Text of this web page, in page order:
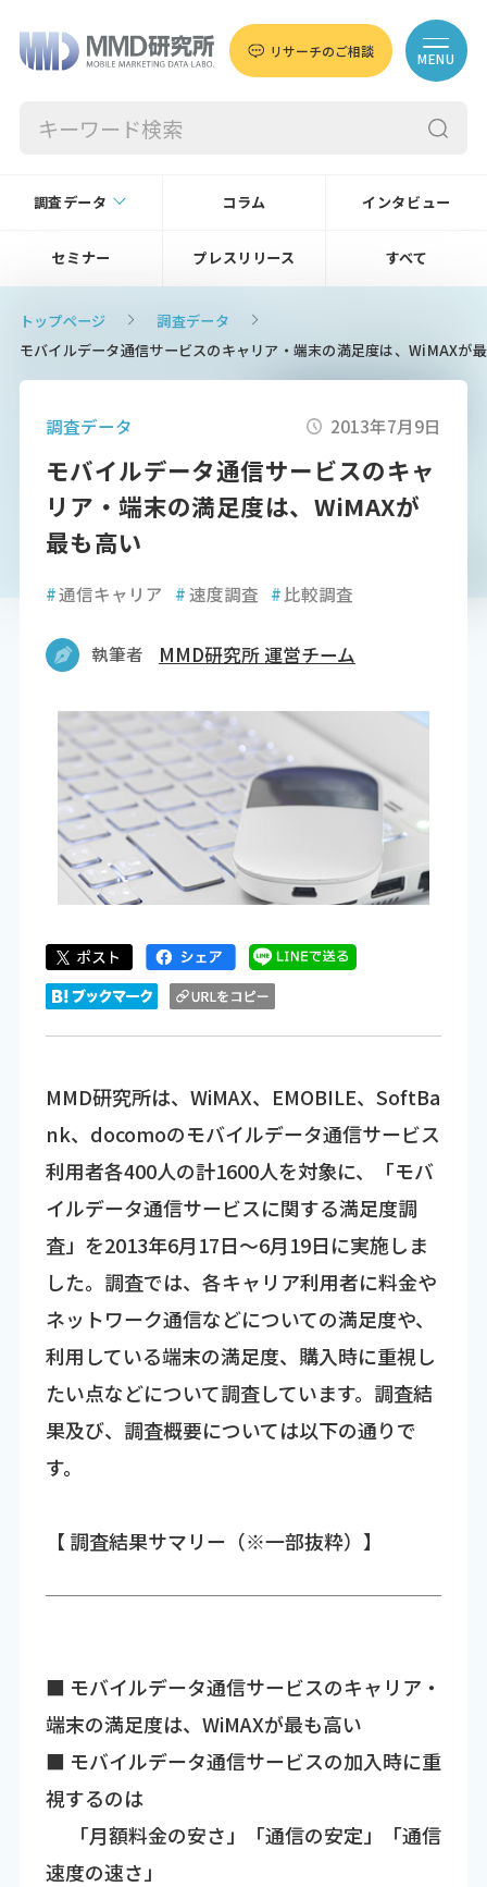
リサーチのご相談 MENU
調査データ コラム インタビュー
セミナー プレスリリース すべて
トップページ
調査データ
モバイルデータ通信サービスのキャリア・端末の満足度は、WiMAXが
調査データ 2013年7月9日
モバイルデータ通信サービスのキャ
リア・端末の満足度は、WiMAXが
最も高い
#通信キャリア #速度調査 # 比較調査
執筆者 MMD研究所 運営チーム
MMD研究所は、WiMAX、EMOBILE、SoftBa
nk、docomoのモバイルデータ通信サービス
利用者各400人の計1600人を対象に、「モバ
イルデータ通信サービスに関する満足度調
査」を2013年6月17日～6月19日に実施しま
した。調査では、各キャリア利用者に料金や
ネットワーク通信などについての満足度や、
利用している端末の満足度、購入時に重視し
たい点などについて調査しています。調査結
果及び、調査概要については以下の通りで
す。
【 調査結果サマリー（※一部抜粋）】
■ モバイルデータ通信サービスのキャリア・
端末の満足度は、WiMAXが最も高い
■ モバイルデータ通信サービスの加入時に重
視するのは
「月額料金の安さ」「通信の安定」「通信
速度の速さ」